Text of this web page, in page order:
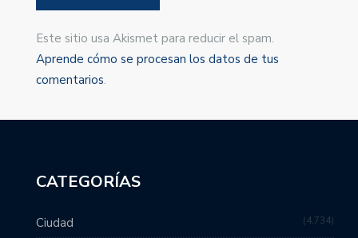
Este sitio usa Akismet para reducir el spam.
Aprende cómo se procesan los datos de tus
comentarios.
CATEGORÍAS
Ciudad 4,734